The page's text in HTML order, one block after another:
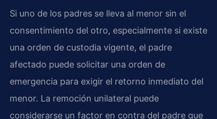
Si uno de los padres se lleva al menor sin el
consentimiento del otro, especialmente si existe
una orden de custodia vigente, el padre
afectado puede solicitar una orden de
emergencia para exigir el retorno inmediato del
menor. La remoción unilateral puede
considerarse un factor en contra del padre que